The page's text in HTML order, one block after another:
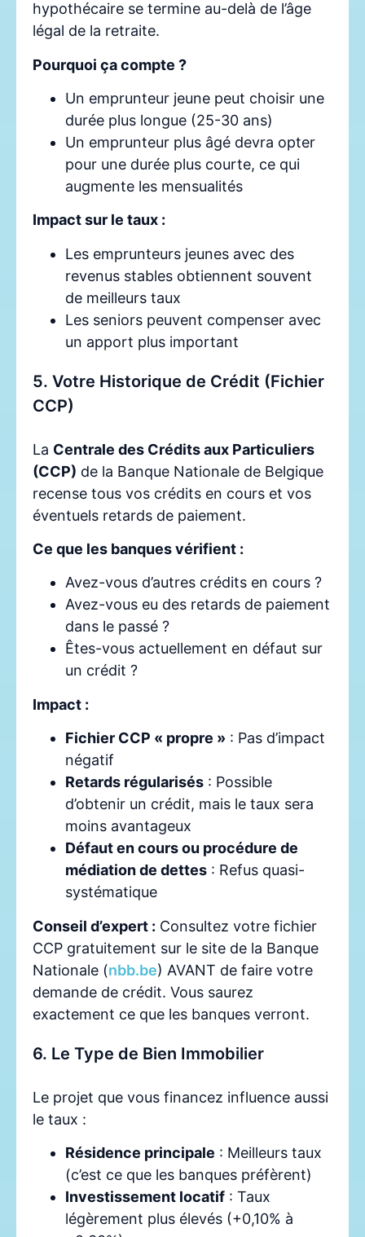
hypothécaire se termine au-delà de l’âge
légal de la retraite.
Pourquoi ça compte ?
Un emprunteur jeune peut choisir une
durée plus longue (25-30 ans)
Un emprunteur plus âgé devra opter
pour une durée plus courte, ce qui
augmente les mensualités
Impact sur le taux :
Les emprunteurs jeunes avec des
revenus stables obtiennent souvent
de meilleurs taux
Les seniors peuvent compenser avec
un apport plus important
5. Votre Historique de Crédit (Fichier
CCP)
La Centrale des Crédits aux Particuliers
(CCP) de la Banque Nationale de Belgique
recense tous vos crédits en cours et vos
éventuels retards de paiement.
Ce que les banques vérifient :
Avez-vous d’autres crédits en cours ?
Avez-vous eu des retards de paiement
dans le passé ?
Êtes-vous actuellement en défaut sur
un crédit ?
Impact :
Fichier CCP « propre » : Pas d’impact
négatif
Retards régularisés : Possible
d’obtenir un crédit, mais le taux sera
moins avantageux
Défaut en cours ou procédure de
médiation de dettes : Refus quasi-
systématique
Conseil d’expert : Consultez votre fichier
CCP gratuitement sur le site de la Banque
Nationale (nbb.be) AVANT de faire votre
demande de crédit. Vous saurez
exactement ce que les banques verront.
6. Le Type de Bien Immobilier
Le projet que vous financez influence aussi
le taux :
Résidence principale : Meilleurs taux
(c’est ce que les banques préfèrent)
Investissement locatif : Taux
légèrement plus élevés (+0,10% à